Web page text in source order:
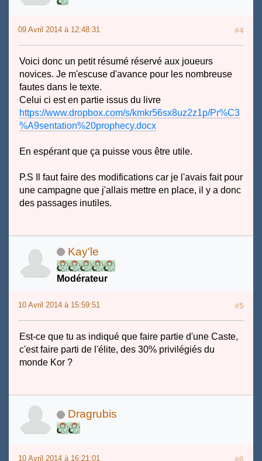
09 Avril 2014 à 12:48:31 #4
Voici donc un petit résumé réservé aux joueurs
novices. Je m'escuse d'avance pour les nombreuse
fautes dans le texte.
Celui ci est en partie issus du livre
https://www.dropbox.com/s/kmkr56sx8uz2z1p/Pr%C3
%A9sentation%20prophecy.docx
En espérant que ça puisse vous être utile.
P.S Il faut faire des modifications car je l'avais fait pour
une campagne que j'allais mettre en place, il y a donc
des passages inutiles.
Kay'le
Modérateur
10 Avril 2014 à 15:59:51 #5
Est-ce que tu as indiqué que faire partie d'une Caste,
c'est faire parti de l'élite, des 30% privilégiés du
monde Kor ?
Dragrubis
10 Avril 2014 à 16:21:01 #6